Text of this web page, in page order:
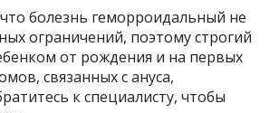
болезнь геморроидальный не
ограничений, поэтому строгий
от рождения и на первых
связанных с ануса,
к специалисту, чтобы